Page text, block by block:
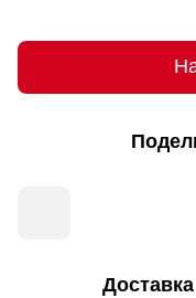
Доставка